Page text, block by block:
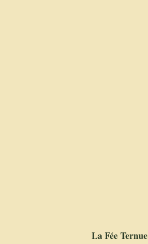
La Fée Ternue